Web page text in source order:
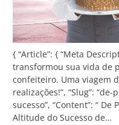
{ “Article”: { “Meta
transformou sua vida de
confeiteiro. Uma viagem
realizações!”, “Slug”:
sucesso”, “Content”: “
Altitude do Sucesso de…